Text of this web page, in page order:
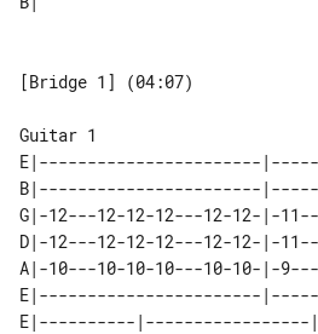
[Bridge 1] (04:07)
E|-----------------------
B|-----------------------
G|-12---12-12-12---12-12-|-
D|-12---12-12-12---12-12-|-
A|-10---10-10-10---10-10-|-
E|-----------------------
E|----------|-----------------